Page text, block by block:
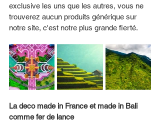
exclusive les uns que les autres, vous ne
trouverez aucun produits générique sur
notre site, c'est notre plus grande fierté.
La deco made in France et made in Bali
comme fer de lance